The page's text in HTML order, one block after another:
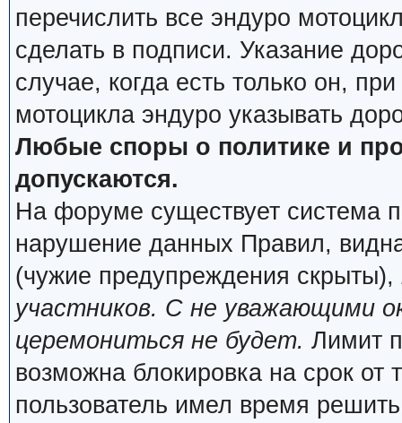
перечислить все эндуро
сделать в подписи. Указание
случае, когда есть только он,
мотоцикла эндуро указывать
Любые споры о политике и
допускаются.
На форуме существует система
нарушение данных Правил,
(чужие предупреждения скрыты),
участников. С не уважающими
церемониться не будет. Лимит
возможна блокировка на срок от
пользователь имел время